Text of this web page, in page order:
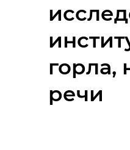
горла,
речи